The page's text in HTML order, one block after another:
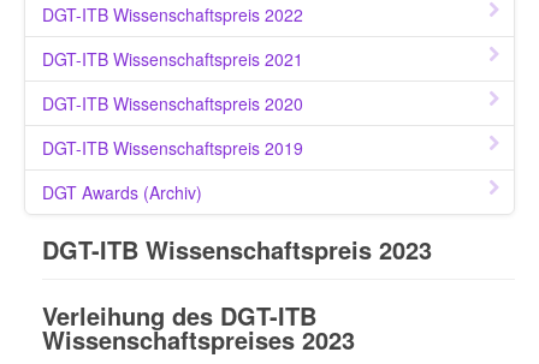
DGT-ITB Wissenschaftspreis 2022
DGT-ITB Wissenschaftspreis 2021
DGT-ITB Wissenschaftspreis 2020
DGT-ITB Wissenschaftspreis 2019
DGT Awards (Archiv)
DGT-ITB Wissenschaftspreis 2023
Verleihung des DGT-ITB
Wissenschaftspreises 2023